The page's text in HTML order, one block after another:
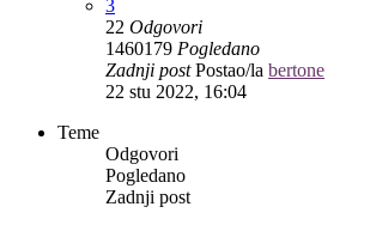
3
22 Odgovori
1460179 Pogledano
Zadnji postPostao/la bertone
22 stu 2022, 16:04
Teme
Odgovori
Pogledano
Zadnji post